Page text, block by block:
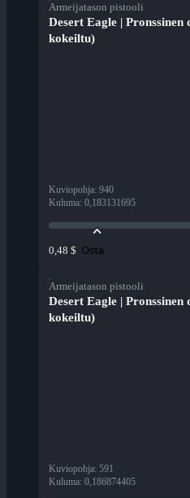
Armeijatason pistooli
Desert Eagle | Pronssinen
kokeiltu)
Kuviopohja: 940
Kuluma: 0,183131695
0,48 $ Osta
Armeijatason pistooli
Desert Eagle | Pronssinen
kokeiltu)
Kuviopohja: 591
Kuluma: 0,186874405